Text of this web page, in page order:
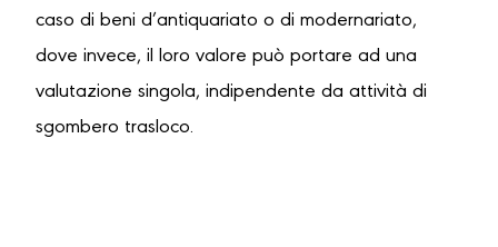
caso di beni d’antiquariato o di modernariato,
dove invece, il loro valore può portare ad una
valutazione singola, indipendente da attività di
sgombero trasloco.